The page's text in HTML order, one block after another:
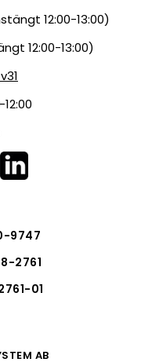
12:00-13:00)
12:00-13:00)
9747
2761
01
AB